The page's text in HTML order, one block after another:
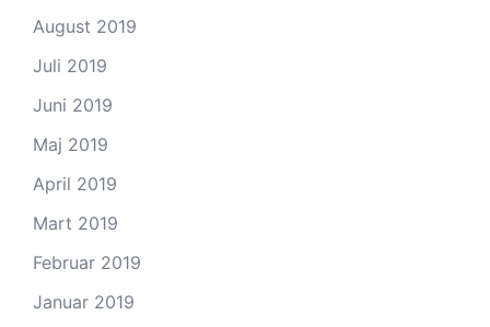
August 2019
Juli 2019
Juni 2019
Maj 2019
April 2019
Mart 2019
Februar 2019
Januar 2019